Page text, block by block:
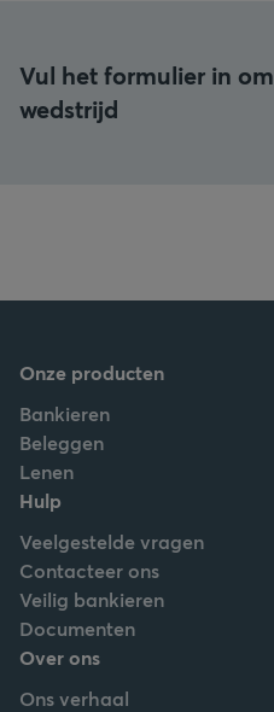
Vul het formulier in
wedstrijd
Onze producten
Bankieren
Beleggen
Lenen
Hulp
Veelgestelde vragen
Contacteer ons
Veilig bankieren
Documenten
Over ons
Ons verhaal